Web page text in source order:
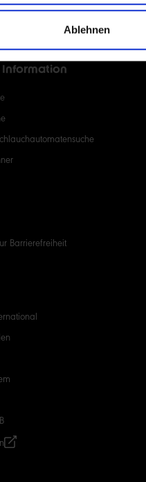
Ablehnen
in jedem Newsletter.
Information
Barrierefreiheit